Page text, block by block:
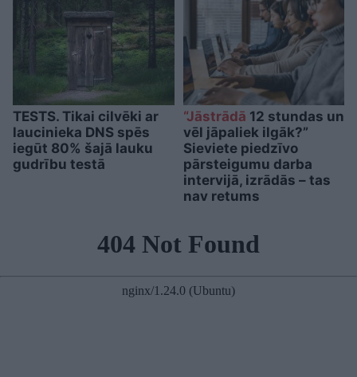
TESTS. Tikai cilvēki ar
laucinieka DNS spēs
iegūt 80% šajā lauku
gudrību testā
“Jāstrādā 12 stundas un
vēl jāpaliek ilgāk?”
Sieviete piedzīvo
pārsteigumu darba
intervijā, izrādās – tas
nav retums